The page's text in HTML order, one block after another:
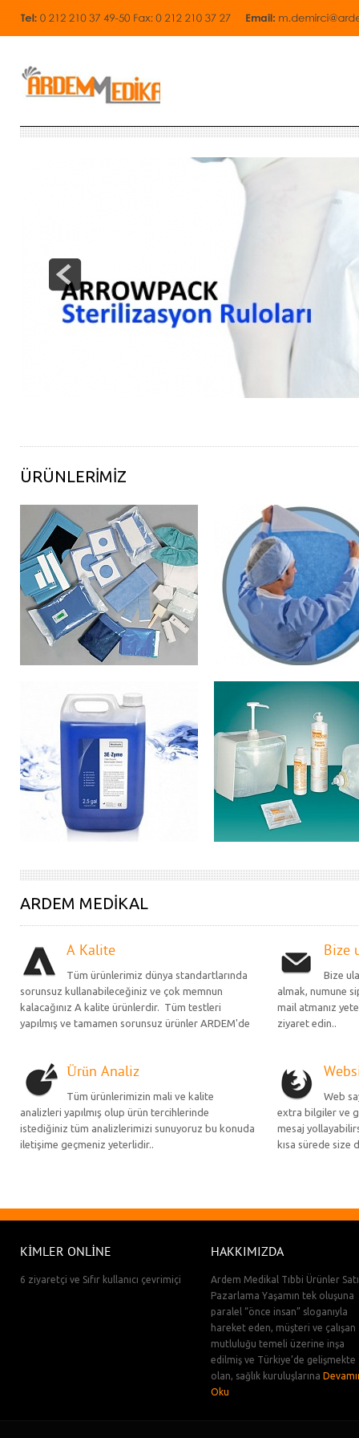
ÜRÜNLERIMIZ
ARDEM MEDIKAL
A Kalite
Tüm ürünlerimiz dünya standartlarında
sorunsuz kullanabileceğiniz ve çok memnun
kalacağınız A kalite ürünlerdir. Tüm testleri
yapılmış ve tamamen sorunsuz ürünler ARDEM'de
Bize
Bize
almak, numune
mail atmanız
ziyaret edin..
Ürün Analiz
Tüm ürünlerimizin mali ve kalite
analizleri yapılmış olup ürün tercihlerinde
istediğiniz tüm analizlerimizi sunuyoruz bu konuda
iletişime geçmeniz yeterlidir..
Web
extra bilgiler ve
mesaj
kısa sürede size
KIMLER ONLINE
6 ziyaretçi ve Sıfır kullanıcı çevrimiçi
HAKKIMIZDA
Ardem Medikal Tıbbi Ürünler
Pazarlama Yaşamın tek oluşuna
paralel “önce insan” sloganıyla
hareket eden, müşteri ve çalışan
mutluluğu temeli üzerine inşa
edilmiş ve Türkiye’de gelişmekte
olan, sağlık kuruluşlarına
Oku